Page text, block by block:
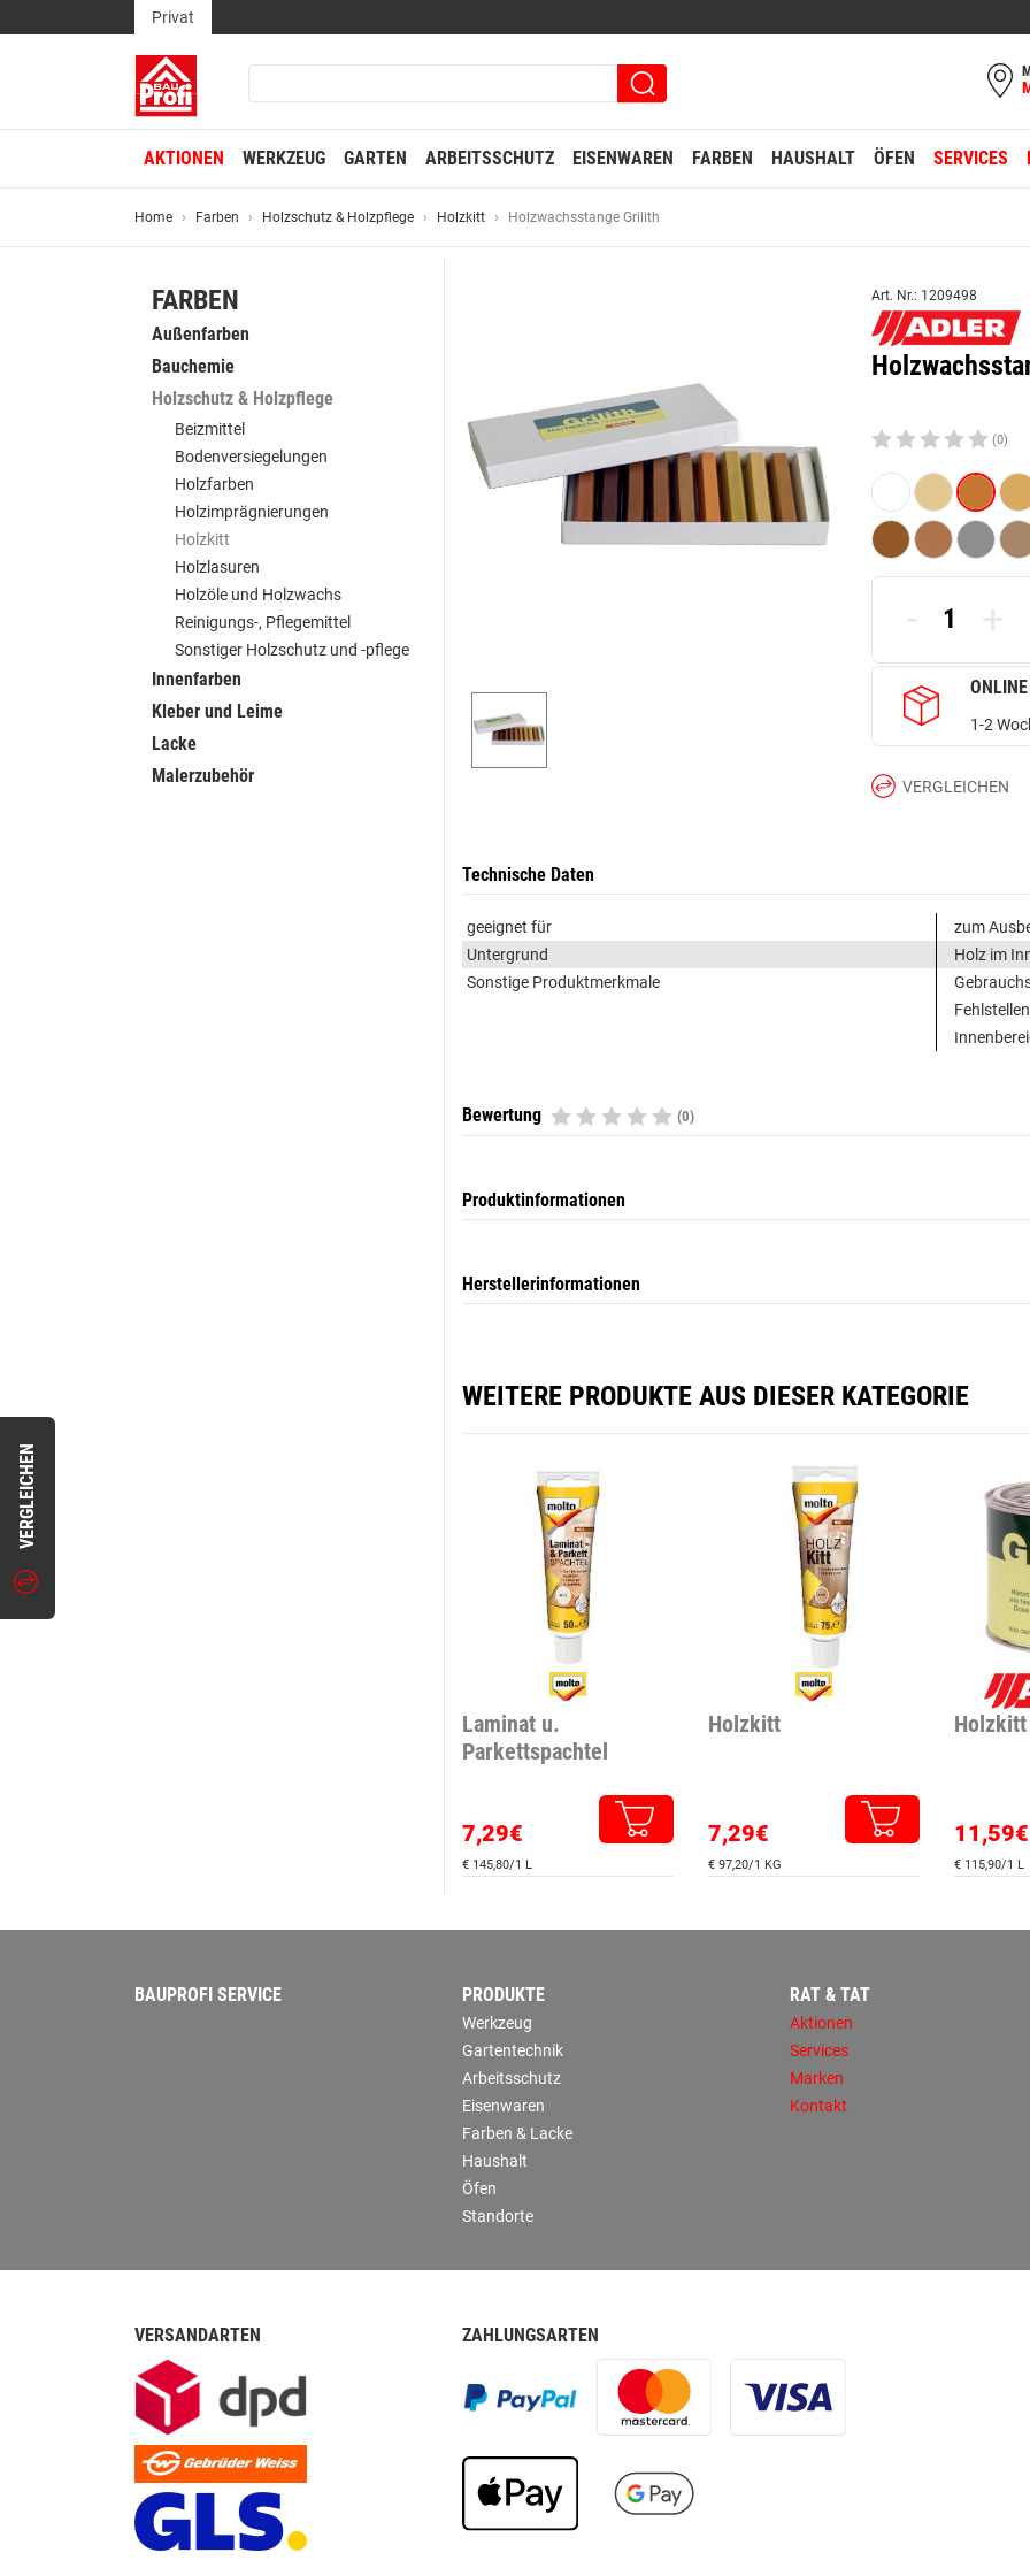
VERGLEICHEN
Privat
AKTIONEN WERKZEUG GARTEN ARBEITSSCHUTZ EISENWAREN FARBEN HAUSHALT ÖFEN SERVICES
Home Farben Holzschutz & Holzpflege Holzkitt Holzwachsstange Grilith
FARBEN
Außenfarben
Bauchemie
Holzschutz & Holzpflege
Beizmittel
Bodenversiegelungen
Holzfarben
Holzimprägnierungen
Holzkitt
Holzlasuren
Holzöle und Holzwachs
Reinigungs-, Pflegemittel
Sonstiger Holzschutz und -pflege
Innenfarben
Kleber und Leime
Lacke
Malerzubehör
Art. Nr.: 1209498
(0)
- +
1-2
VERGLEICHEN
Technische Daten
geeignet für
zum
Untergrund
Holz im
Sonstige Produktmerkmale
Bewertung (0)
Produktinformationen
Herstellerinformationen
WEITERE PRODUKTE AUS DIESER KATEGORIE
Laminat u.
Parkettspachtel
7,29€
€ 145,80/1 L
Holzkitt
7,29€
€ 97,20/1 KG
11,59€
€ 115,90/1 L
BAUPROFI SERVICE PRODUKTE
Werkzeug
Gartentechnik
Arbeitsschutz
Eisenwaren
Farben & Lacke
Haushalt
Öfen
Standorte
RAT & TAT
Aktionen
Services
Marken
Kontakt
VERSANDARTEN ZAHLUNGSARTEN